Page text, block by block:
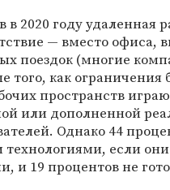
2020 году удаленная
— вместо офиса,
поездок (многие
того, как
пространств
или дополненной
Однако 44
технологиями, если
и 19 процентов не